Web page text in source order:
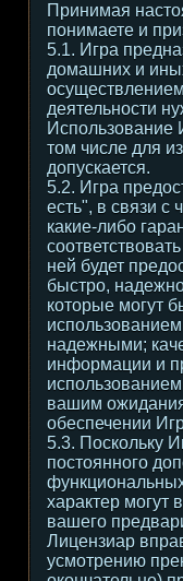
Принимая
понимаете и
5.1. Игра
домашних и
деятельности
Использование
том числе для
допускается.
5.2. Игра
есть", в связи с
какие-либо
ней будет
быстро,
которые могут
надежными;
информации и
вашим
обеспечении
5.3. Поскольку
постоянного
характер могут
вашего
Лицензиар
усмотрению